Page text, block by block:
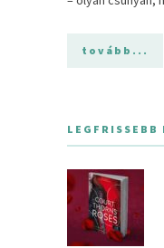
tovább...
LEGFRISSEBB